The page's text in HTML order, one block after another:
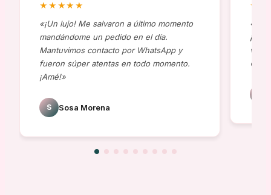
★★★★★
«¡Un lujo! Me salvaron a último momento
mandándome un pedido en el día.
Mantuvimos contacto por WhatsApp y
fueron súper atentas en todo momento.
¡Amé!»
S Sosa Morena
¡al
😍»